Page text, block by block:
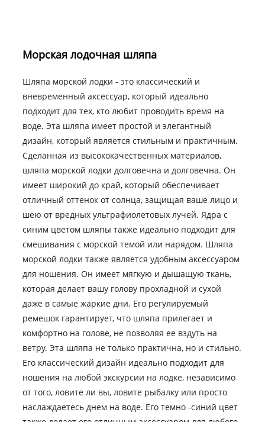
Морская лодочная шляпа
Шляпа морской лодки - это классический и
вневременный аксессуар, который идеально
подходит для тех, кто любит проводить время на
воде. Эта шляпа имеет простой и элегантный
дизайн, который является стильным и практичным.
Сделанная из высококачественных материалов,
шляпа морской лодки долговечна и долговечна. Он
имеет широкий до край, который обеспечивает
отличный оттенок от солнца, защищая ваше лицо и
шею от вредных ультрафиолетовых лучей. Ядра с
синим цветом шляпы также идеально подходит для
смешивания с морской темой или нарядом. Шляпа
морской лодки также является удобным аксессуаром
для ношения. Он имеет мягкую и дышащую ткань,
которая делает вашу голову прохладной и сухой
даже в самые жаркие дни. Его регулируемый
ремешок гарантирует, что шляпа прилегает и
комфортно на голове, не позволяя ее вздуть на
ветру. Эта шляпа не только практична, но и стильно.
Его классический дизайн идеально подходит для
ношения на любой экскурсии на лодке, независимо
от того, ловите ли вы, ловите рыбалку или просто
наслаждаетесь днем ​​на воде. Его темно -синий цвет